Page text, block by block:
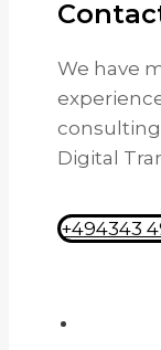
We have
consulting
Digital
+494343